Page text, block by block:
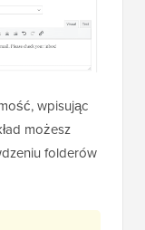
wpisując
możesz
folderów